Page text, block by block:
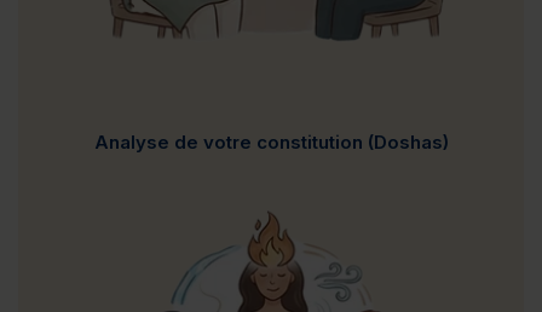
Analyse de votre constitution (Doshas)